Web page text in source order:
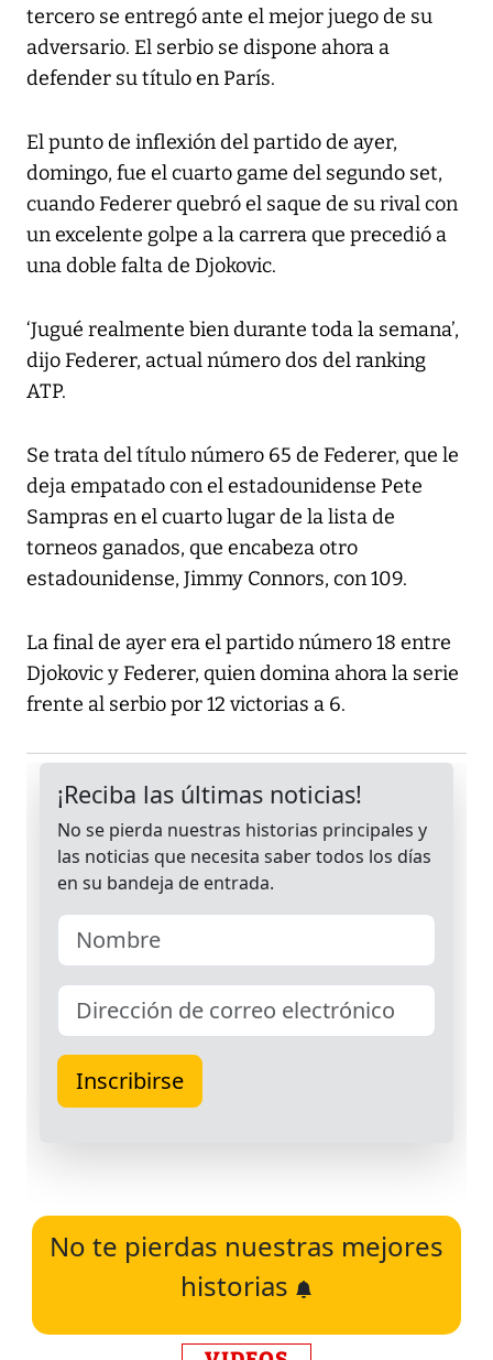
tercero se entregó ante el mejor juego de su
adversario. El serbio se dispone ahora a
defender su título en París.
El punto de inflexión del partido de ayer,
domingo, fue el cuarto game del segundo set,
cuando Federer quebró el saque de su rival con
un excelente golpe a la carrera que precedió a
una doble falta de Djokovic.
‘Jugué realmente bien durante toda la semana’,
dijo Federer, actual número dos del ranking
ATP.
Se trata del título número 65 de Federer, que le
deja empatado con el estadounidense Pete
Sampras en el cuarto lugar de la lista de
torneos ganados, que encabeza otro
estadounidense, Jimmy Connors, con 109.
La final de ayer era el partido número 18 entre
Djokovic y Federer, quien domina ahora la serie
frente al serbio por 12 victorias a 6.
No te pierdas nuestras mejores
historias